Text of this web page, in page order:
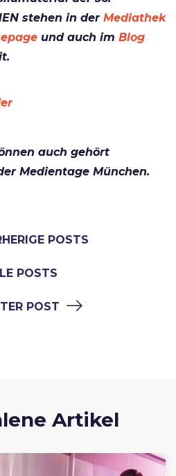
stehen in der Mediathek
und auch im Blog
auch gehört
Medientage München.
POSTS
POSTS
POST
Artikel